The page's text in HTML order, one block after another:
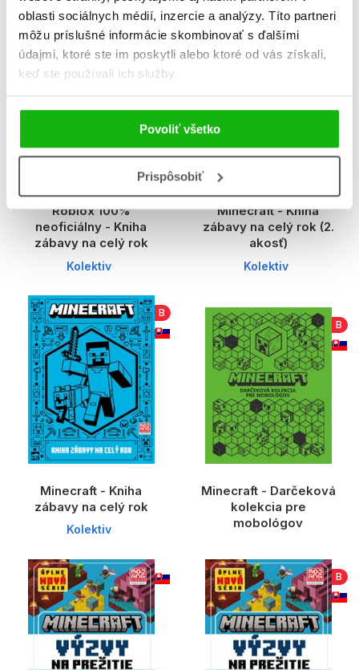
oblasti sociálnych médií, inzercie a analýzy. Títo partneri
môžu príslušné informácie skombinovať s ďalšími
údajmi, ktoré ste im poskytli alebo ktoré od vás získali,
keď ste používali ich služby.
Povoliť všetko
Prispôsobiť
Roblox 100%
neoficiálny - Kniha
zábavy na celý rok
Kolektiv
Minecraft - Kniha
zábavy na celý rok (2.
akosť)
Kolektiv
B
Minecraft - Kniha
zábavy na celý rok
Kolektiv
B
Minecraft - Darčeková
kolekcia pre
mobológov
B